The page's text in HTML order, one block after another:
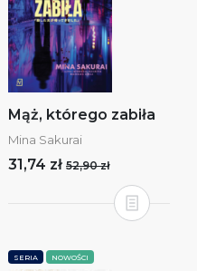
Mąż, którego zabiła
Mina Sakurai
31,74 zł 52,90 zł
SERIA NOWOŚCI